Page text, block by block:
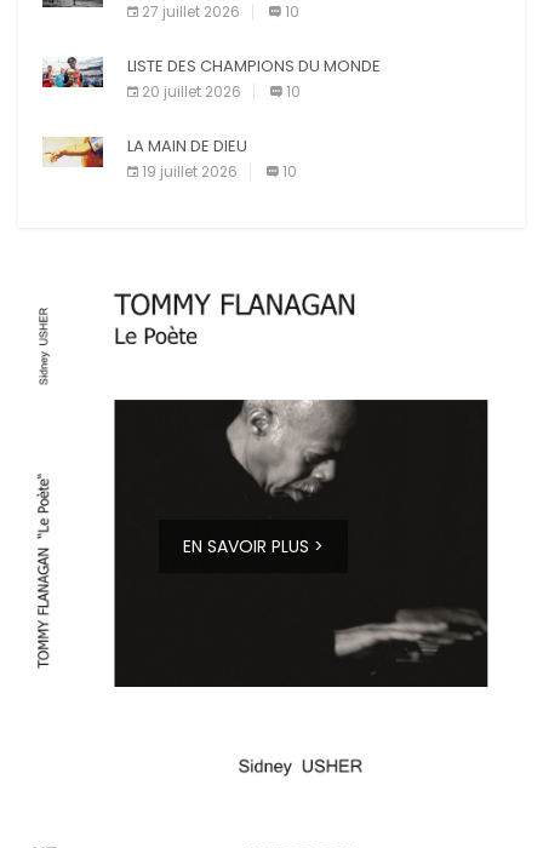
27 juillet 2026 10
LISTE DES CHAMPIONS DU MONDE
20 juillet 2026 10
LA MAIN DE DIEU
19 juillet 2026 10
EN SAVOIR PLUS >